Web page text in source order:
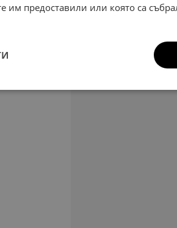
им предоставили или която са